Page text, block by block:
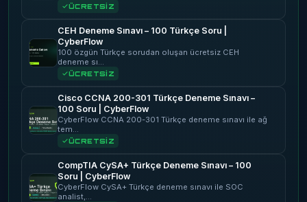
ÜCRETSİZ
CEH Deneme Sınavı – 100 Türkçe Soru |
CyberFlow
100 özgün Türkçe sorudan oluşan ücretsiz CEH
deneme sı…
ÜCRETSİZ
Cisco CCNA 200-301 Türkçe Deneme Sınavı –
100 Soru | CyberFlow
CyberFlow CCNA 200-301 Türkçe deneme sınavı ile ağ
tem…
ÜCRETSİZ
CompTIA CySA+ Türkçe Deneme Sınavı – 100
Soru | CyberFlow
CyberFlow CySA+ Türkçe deneme sınavı ile SOC
analist,…